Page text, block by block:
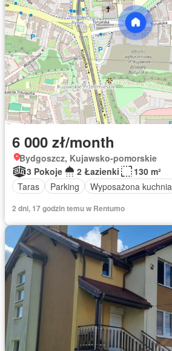
6 000 zł/month
Bydgoszcz, Kujawsko-pomorskie
3 Pokoje
2 Łazienki
130 m²
Taras
Parking Wyposażona kuchnia
2 dni, 17 godzin temu w Rentumo